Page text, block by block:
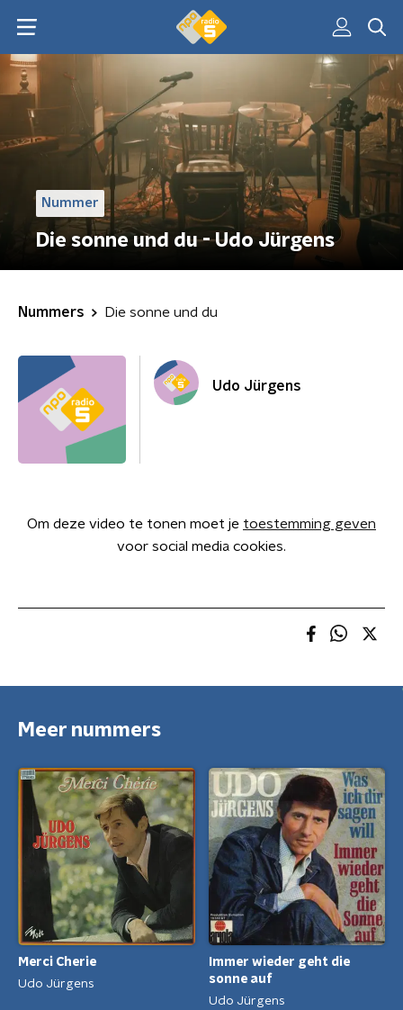
Nummer
Die sonne und du - Udo Jürgens
Nummers Die sonne und du
Udo Jürgens
Om deze video te tonen moet je toestemming geven
voor social media cookies.
Meer nummers
Merci Cherie
Udo Jürgens
Immer wieder geht die
sonne auf
Udo Jürgens